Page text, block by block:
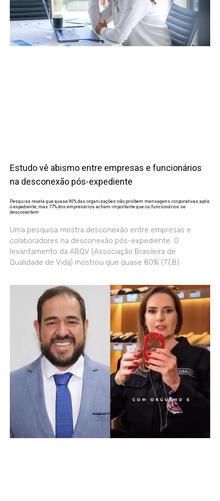
Estudo vê abismo entre empresas e funcionários
na desconexão pós-expediente
Pesquisa revela que quase 90% das organizações não proíbem mensagens corporativas após
o expediente, mas 77% dos empresários acham importante que os funcionários se
desconectem
Uma pesquisa mostra desconexão entre empresas e
colaboradores na desconexão pós-expediente. O
levantamento da ABQV (Associação Brasileira de
Qualidade de Vida) mostrou que quase 80% (77,8)